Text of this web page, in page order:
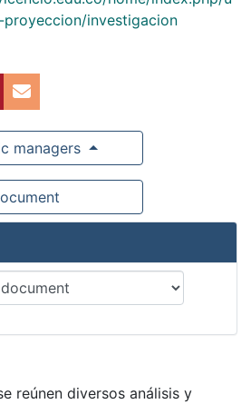
investigacion
managers
reúnen diversos análisis y